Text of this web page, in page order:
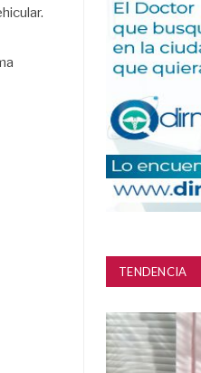
TENDENCIA